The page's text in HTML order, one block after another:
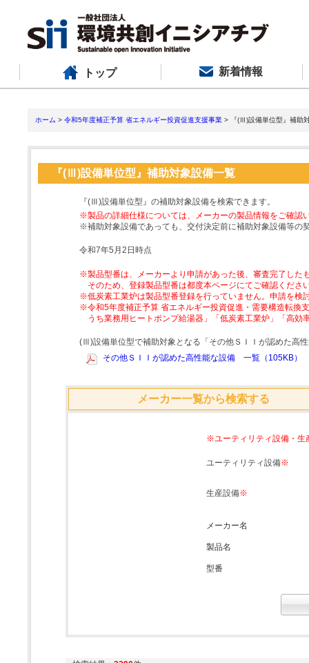
トップ 新着情報
ホーム > 令和5年度補正予算 省エネルギー投資促進支援事業 > 『(Ⅲ)設備単位型』補助
『(Ⅲ)設備単位型』補助対象設備一覧
『(Ⅲ)設備単位型』の補助対象設備を検索できます。
※製品の詳細仕様については、メーカーの製品情報をご確認
※補助対象設備であっても、交付決定前に補助対象設備等の
令和7年5月2日時点
※製品型番は、メーカーより申請があった後、審査完了した
そのため、登録製品型番は都度本ページにてご確認くださ
※低炭素工業炉は製品型番登録を行っていません。申請を検
※令和5年度補正予算 省エネルギー投資促進・需要構造転換
うち業務用ヒートポンプ給湯器」「低炭素工業炉」「高
(Ⅲ)設備単位型で補助対象となる「その他ＳＩＩが認めた高
その他ＳＩＩが認めた高性能な設備 一覧（105KB）
メーカー一覧から検索する
※ユーティリティ設備・生
ユーティリティ設備※
生産設備※
メーカー名
製品名
型番